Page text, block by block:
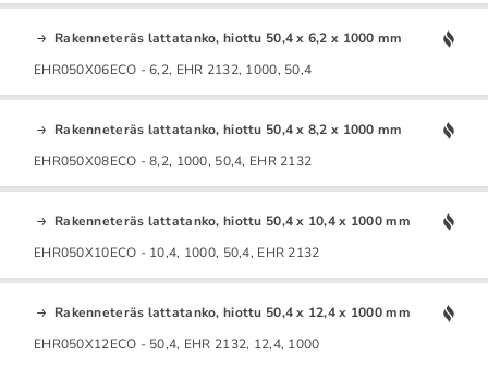
Rakenneteräs lattatanko, hiottu 50,4 x 6,2 x 1000 mm
EHR050X06ECO - 6,2, EHR 2132, 1000, 50,4
Rakenneteräs lattatanko, hiottu 50,4 x 8,2 x 1000 mm
EHR050X08ECO - 8,2, 1000, 50,4, EHR 2132
Rakenneteräs lattatanko, hiottu 50,4 x 10,4 x 1000 mm
EHR050X10ECO - 10,4, 1000, 50,4, EHR 2132
Rakenneteräs lattatanko, hiottu 50,4 x 12,4 x 1000 mm
EHR050X12ECO - 50,4, EHR 2132, 12,4, 1000